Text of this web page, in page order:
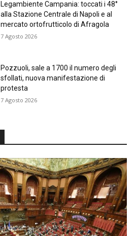
Legambiente Campania: toccati i 48°
alla Stazione Centrale di Napoli e al
mercato ortofrutticolo di Afragola
7 Agosto 2026
Pozzuoli, sale a 1700 il numero degli
sfollati, nuova manifestazione di
protesta
7 Agosto 2026